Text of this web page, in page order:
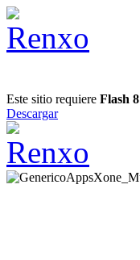
Este sitio requiere Flash 8
Descargar